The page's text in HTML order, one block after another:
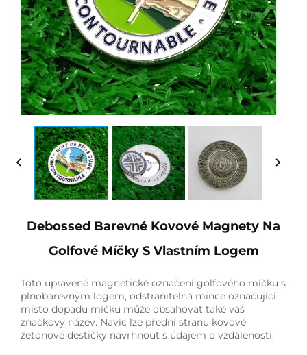
Debossed Barevné Kovové Magnety Na
Golfové Míčky S Vlastním Logem
Toto upravené magnetické označení golfového míčku s
plnobarevným logem, odstranitelná mince označující
místo dopadu míčku může obsahovat také váš
značkový název. Navíc lze přední stranu kovové
žetonové destičky navrhnout s údajem o vzdálenosti.